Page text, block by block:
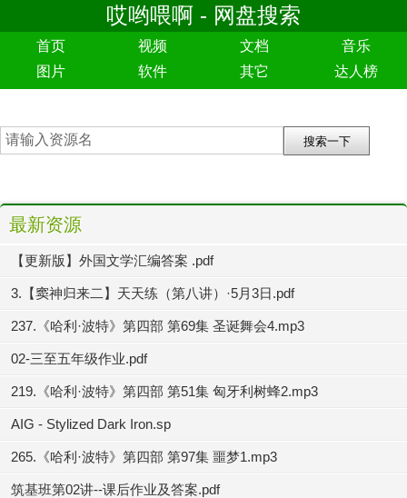
哎哟喂啊 - 网盘搜索
首页 视频 文档
音乐
图片
软件 其它 达人榜
最新资源
【更新版】外国文学汇编答案 .pdf
3.【窦神归来二】天天练（第八讲）·5月3日.pdf
237.《哈利·波特》第四部 第69集 圣诞舞会4.mp3
02-三至五年级作业.pdf
219.《哈利·波特》第四部 第51集 匈牙利树蜂2.mp3
AIG - Stylized Dark Iron.sp
265.《哈利·波特》第四部 第97集 噩梦1.mp3
筑基班第02讲--课后作业及答案.pdf